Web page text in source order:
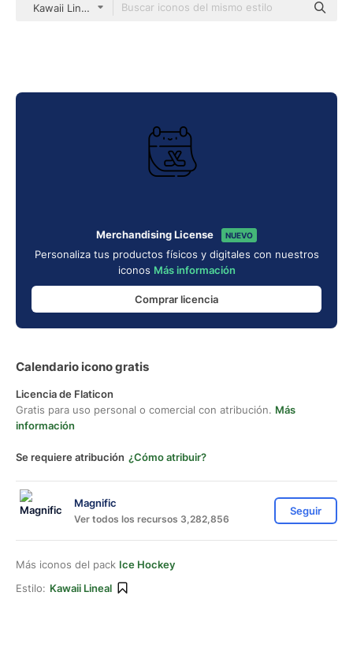
Kawaii Lineal
Merchandising License NUEVO
Personaliza tus productos físicos y digitales con nuestros
iconos Más información
Comprar licencia
Calendario icono gratis
Licencia de Flaticon
Gratis para uso personal o comercial con atribución. Más
información
Se requiere atribución ¿Cómo atribuir?
Magnific
Ver todos los recursos 3,282,856
Seguir
Más iconos del pack Ice Hockey
Estilo: Kawaii Lineal